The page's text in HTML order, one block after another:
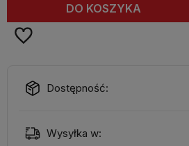
DO KOSZYKA
Dostępność:
Wysyłka w: